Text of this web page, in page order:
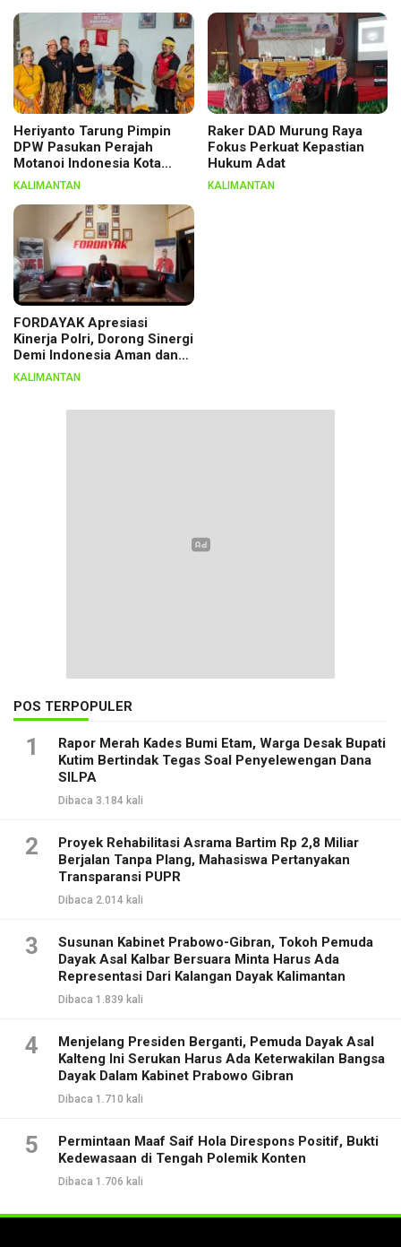
Heriyanto Tarung Pimpin
DPW Pasukan Perajah
Motanoi Indonesia Kota
Palangka Raya, Dikukuhkan
KALIMANTAN
Raker DAD Murung Raya
Fokus Perkuat Kepastian
Hukum Adat
KALIMANTAN
FORDAYAK Apresiasi
Kinerja Polri, Dorong Sinergi
Demi Indonesia Aman dan
Berkeadilan
KALIMANTAN
POS TERPOPULER
1
Rapor Merah Kades Bumi Etam, Warga Desak Bupati
Kutim Bertindak Tegas Soal Penyelewengan Dana
SILPA
Dibaca 3.184 kali
2
Proyek Rehabilitasi Asrama Bartim Rp 2,8 Miliar
Berjalan Tanpa Plang, Mahasiswa Pertanyakan
Transparansi PUPR
Dibaca 2.014 kali
3
Susunan Kabinet Prabowo-Gibran, Tokoh Pemuda
Dayak Asal Kalbar Bersuara Minta Harus Ada
Representasi Dari Kalangan Dayak Kalimantan
Dibaca 1.839 kali
4
Menjelang Presiden Berganti, Pemuda Dayak Asal
Kalteng Ini Serukan Harus Ada Keterwakilan Bangsa
Dayak Dalam Kabinet Prabowo Gibran
Dibaca 1.710 kali
5
Permintaan Maaf Saif Hola Direspons Positif, Bukti
Kedewasaan di Tengah Polemik Konten
Dibaca 1.706 kali